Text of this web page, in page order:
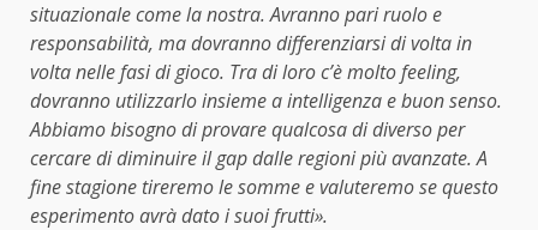
situazionale come la nostra. Avranno pari ruolo e
responsabilità, ma dovranno differenziarsi di volta in
volta nelle fasi di gioco. Tra di loro c’è molto feeling,
dovranno utilizzarlo insieme a intelligenza e buon senso.
Abbiamo bisogno di provare qualcosa di diverso per
cercare di diminuire il gap dalle regioni più avanzate. A
fine stagione tireremo le somme e valuteremo se questo
esperimento avrà dato i suoi frutti».